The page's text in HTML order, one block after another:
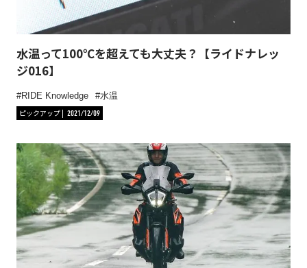
水温って100℃を超えても大丈夫？【ライドナレッ
ジ016】
RIDE Knowledge
水温
ピックアップ
2021/12/09